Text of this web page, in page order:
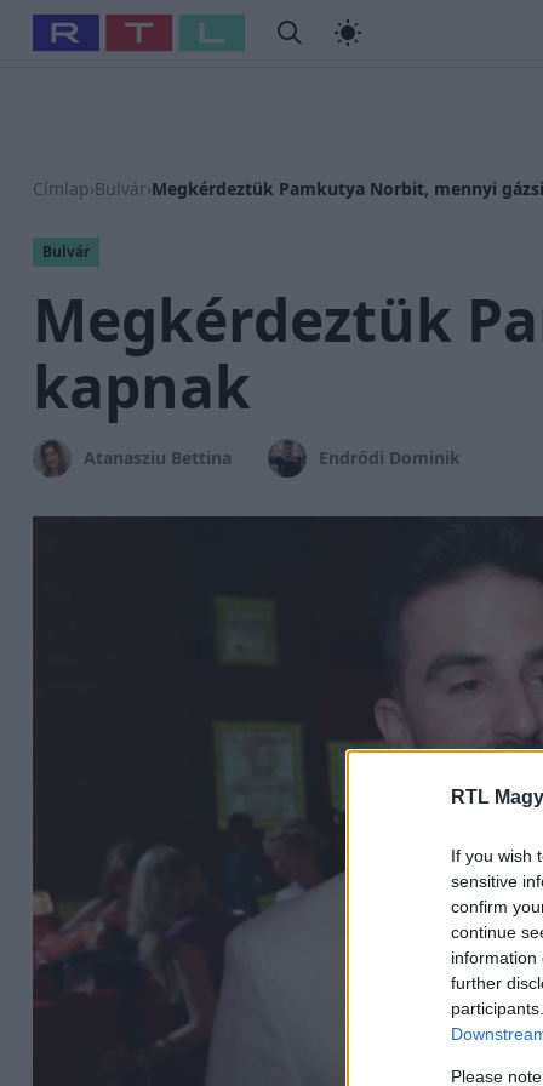
RTL
If you wish
sensitive
confirm
continue
information
further
Please
Babits Marcella #Szellő István #Most Wanted
Címlap›Bulvár›Megkérdeztük Pamkutya Norbit, mennyi
Bulvár
Megkérdeztük
kapnak
Atanasziu Bettina Endrődi Dominik